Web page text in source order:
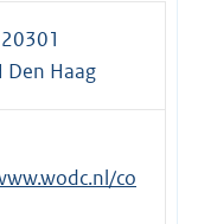
Den Haag
co